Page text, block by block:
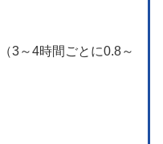
3～4時間ごとに0.8～